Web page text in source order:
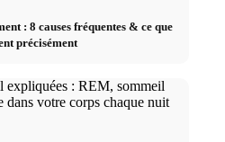
: 8 causes fréquentes & ce que
précisément